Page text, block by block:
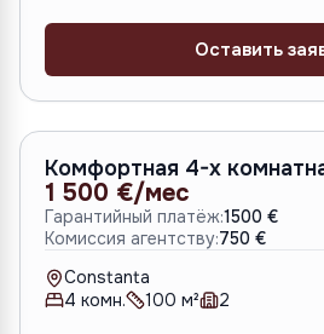
Оставить
Комфортная 4-х
1 500 €/мес
Гарантийный платёж:1500 €
Комиссия агентству:750 €
Constanta
4 комн. 100 м² 2